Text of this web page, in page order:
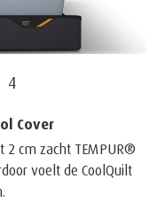
4
Cover
2 cm zacht TEMPUR®
voelt de CoolQuilt